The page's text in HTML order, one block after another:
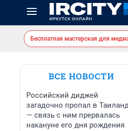
Бесплатная мастерская для
ВСЕ НОВОСТИ
Российский диджей
загадочно пропал в
— связь с ним прервалась
накануне его дня рождения